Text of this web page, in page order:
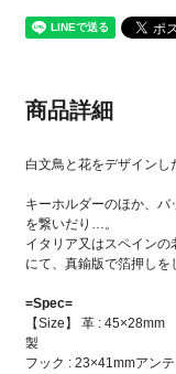
商品詳細
白文鳥と花をデザインし
キーホルダーのほか、
を繋いだり…。
イタリア又はスペイン
にて、真鍮版で箔押しを
=Spec=
【Size】 革 :
製
フック : 23×41mmア